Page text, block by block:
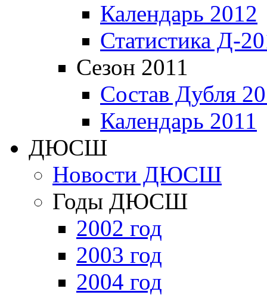
Календарь 2012
Статистика Д-
Сезон 2011
Состав Дубля
Календарь 2011
ДЮСШ
Новости ДЮСШ
Годы ДЮСШ
2002 год
2003 год
2004 год